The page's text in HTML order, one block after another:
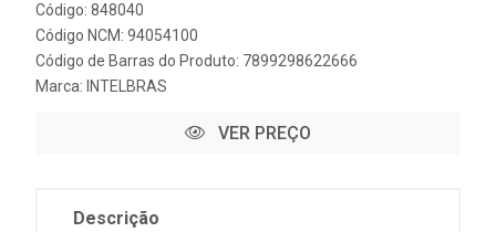
Código: 848040
Código NCM: 94054100
Código de Barras do Produto: 7899298622666
Marca: INTELBRAS
VER PREÇO
Descrição